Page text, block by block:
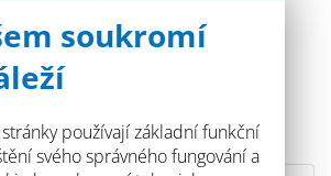
soukromí
používají základní funkční
svého správného fungování a